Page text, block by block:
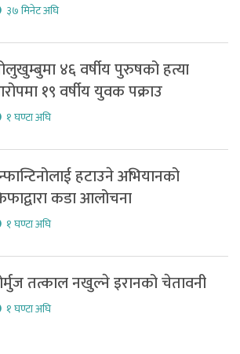
३७ मिनेट अघि
४६ वर्षीय पुरुषको हत्या
१९ वर्षीय युवक पक्राउ
१ घण्टा अघि
हटाउने अभियानको
कडा आलोचना
१ घण्टा अघि
तत्काल नखुल्ने इरानको चेतावनी
१ घण्टा अघि